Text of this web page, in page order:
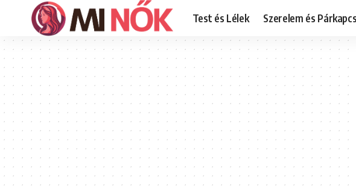
Test és Lélek Szerelem és